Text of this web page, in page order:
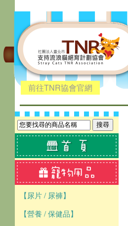
前往TNR協會官網
【尿片 / 尿褲】
【營養 / 保健品】